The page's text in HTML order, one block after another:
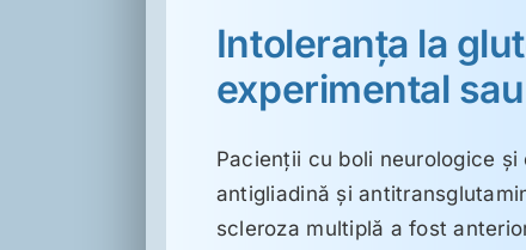
Intoleranţa la
experimental
Pacienţii cu boli neurologice
antigliadină şi
scleroza multiplă a fost